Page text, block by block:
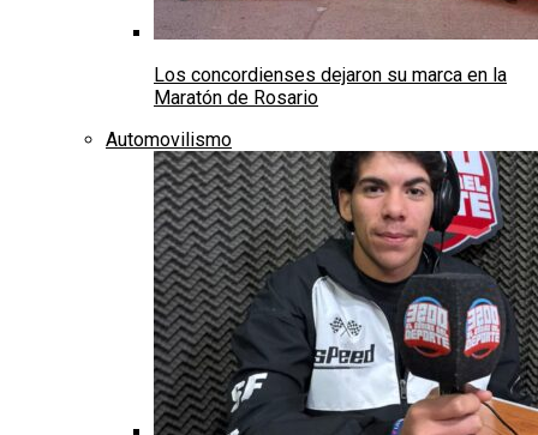
Los concordienses dejaron su marca en la
Maratón de Rosario
Automovilismo